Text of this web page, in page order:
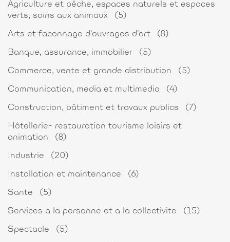
Agriculture et pêche, espaces naturels et espaces
verts, soins aux animaux
(5)
Arts et faconnage d'ouvrages d'art (8)
Banque, assurance, immobilier (5)
Commerce, vente et grande distribution (5)
Communication, media et multimedia (4)
Construction, bâtiment et travaux publics (7)
Hôtellerie- restauration tourisme loisirs et
animation
(8)
Industrie (20)
Installation et maintenance (6)
Sante (5)
Services a la personne et a la collectivite (15)
Spectacle (5)